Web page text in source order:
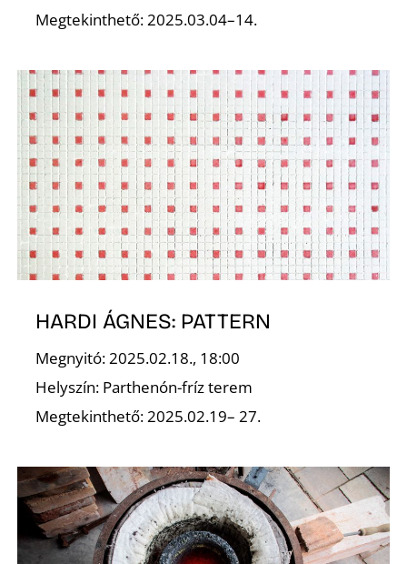
Megtekinthető: 2025.03.04–14.
HARDI ÁGNES: PATTERN
Megnyitó: 2025.02.18., 18:00
Helyszín: Parthenón-fríz terem
Megtekinthető: 2025.02.19– 27.